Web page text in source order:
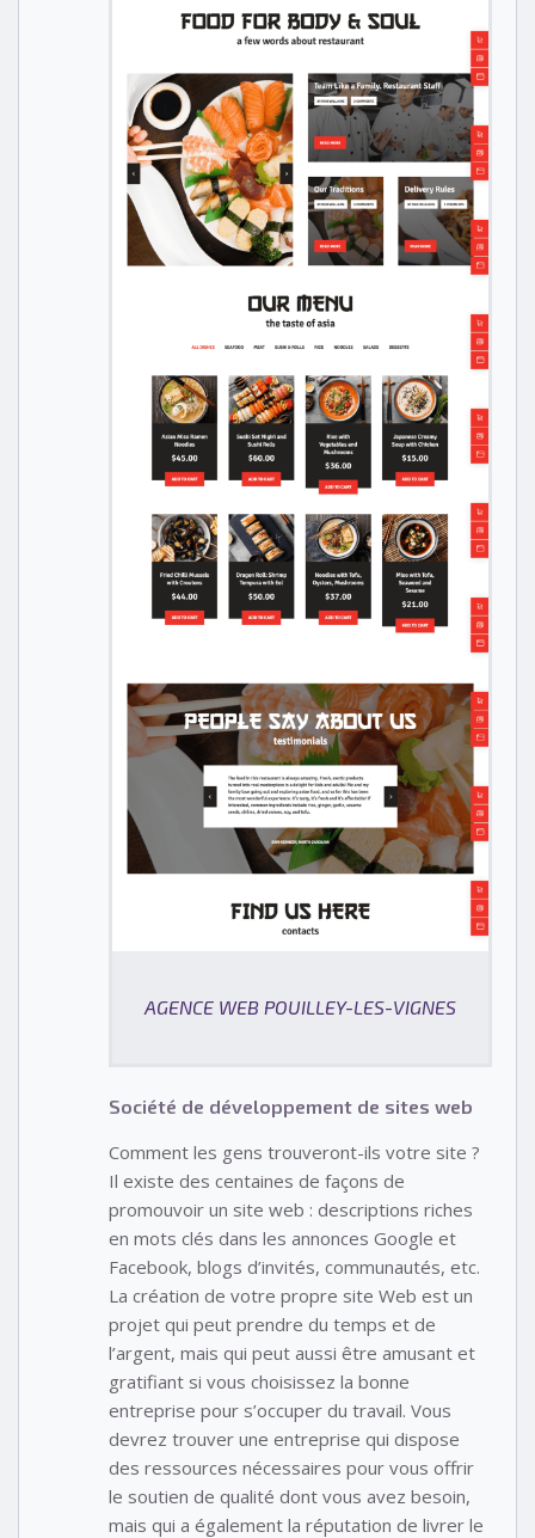
AGENCE WEB POUILLEY-LES-VIGNES
Société de développement de sites web
Comment les gens trouveront-ils votre site ?
Il existe des centaines de façons de
promouvoir un site web : descriptions riches
en mots clés dans les annonces Google et
Facebook, blogs d’invités, communautés, etc.
La création de votre propre site Web est un
projet qui peut prendre du temps et de
l’argent, mais qui peut aussi être amusant et
gratifiant si vous choisissez la bonne
entreprise pour s’occuper du travail. Vous
devrez trouver une entreprise qui dispose
des ressources nécessaires pour vous offrir
le soutien de qualité dont vous avez besoin,
mais qui a également la réputation de livrer le